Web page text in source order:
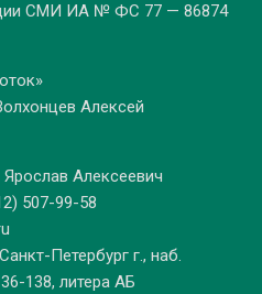
СМИ ИА № ФС 77 — 86874
Алексей
Ярослав Алексеевич
507-99-58
Петербург г., наб.
138, литера АБ